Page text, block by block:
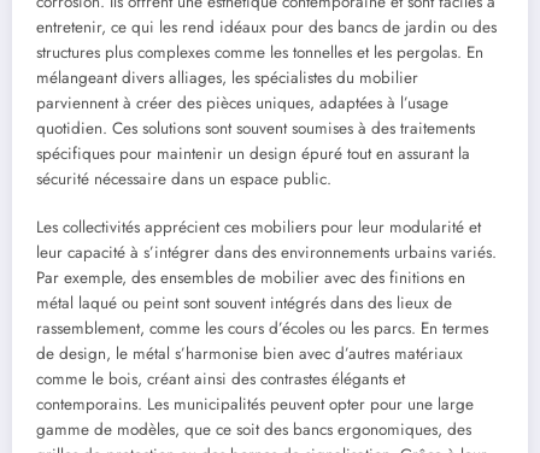
entretenir, ce qui les rend idéaux pour des bancs de jardin ou des
structures plus complexes comme les tonnelles et les pergolas. En
mélangeant divers alliages, les spécialistes du mobilier
parviennent à créer des pièces uniques, adaptées à l’usage
quotidien. Ces solutions sont souvent soumises à des traitements
spécifiques pour maintenir un design épuré tout en assurant la
sécurité nécessaire dans un espace public.
Les collectivités apprécient ces mobiliers pour leur modularité et
leur capacité à s’intégrer dans des environnements urbains variés.
Par exemple, des ensembles de mobilier avec des finitions en
métal laqué ou peint sont souvent intégrés dans des lieux de
rassemblement, comme les cours d’écoles ou les parcs. En termes
de design, le métal s’harmonise bien avec d’autres matériaux
comme le bois, créant ainsi des contrastes élégants et
contemporains. Les municipalités peuvent opter pour une large
gamme de modèles, que ce soit des bancs ergonomiques, des